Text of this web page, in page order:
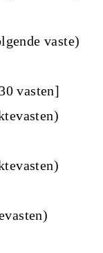
vaste)
vasten]